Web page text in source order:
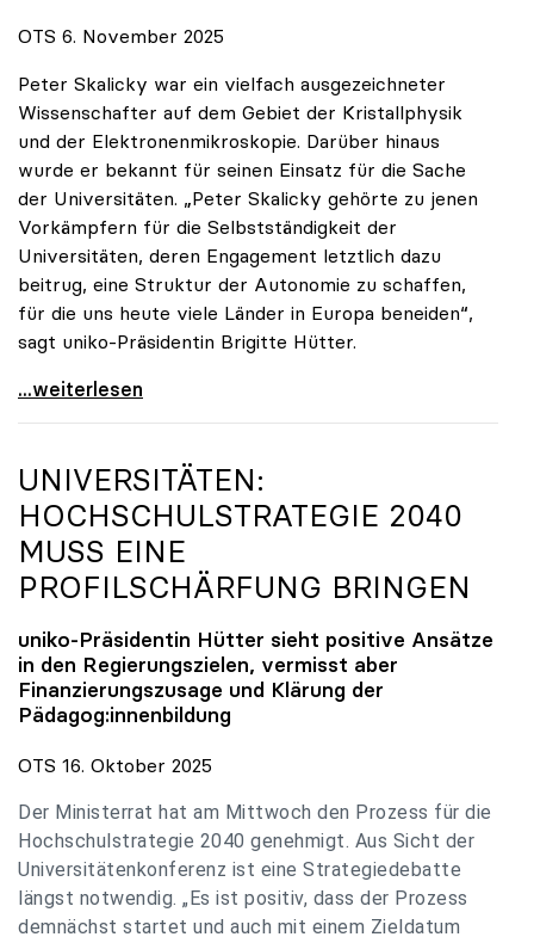
OTS 6. November 2025
Peter Skalicky war ein vielfach ausgezeichneter
Wissenschafter auf dem Gebiet der Kristallphysik
und der Elektronenmikroskopie. Darüber hinaus
wurde er bekannt für seinen Einsatz für die Sache
der Universitäten. „Peter Skalicky gehörte zu jenen
Vorkämpfern für die Selbstständigkeit der
Universitäten, deren Engagement letztlich dazu
beitrug, eine Struktur der Autonomie zu schaffen,
für die uns heute viele Länder in Europa beneiden“,
sagt uniko-Präsidentin Brigitte Hütter.
uniko trauert um ehemaligen Präsidenten Peter
...weiterlesen
UNIVERSITÄTEN:
HOCHSCHULSTRATEGIE 2040
MUSS EINE
PROFILSCHÄRFUNG BRINGEN
uniko-Präsidentin Hütter sieht positive Ansätze
in den Regierungszielen, vermisst aber
Finanzierungszusage und Klärung der
Pädagog:innenbildung
OTS 16. Oktober 2025
Der Ministerrat hat am Mittwoch den Prozess für die
Hochschulstrategie 2040 genehmigt. Aus Sicht der
Universitätenkonferenz ist eine Strategiedebatte
längst notwendig. „Es ist positiv, dass der Prozess
demnächst startet und auch mit einem Zieldatum